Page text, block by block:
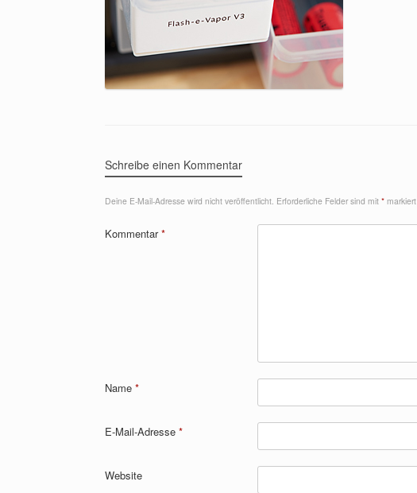
Schreibe einen Kommentar
Deine E-Mail-Adresse wird nicht veröffentlicht. Erforderliche Felder sind mit * markiert
Kommentar*
Name *
E-Mail-Adresse *
Website